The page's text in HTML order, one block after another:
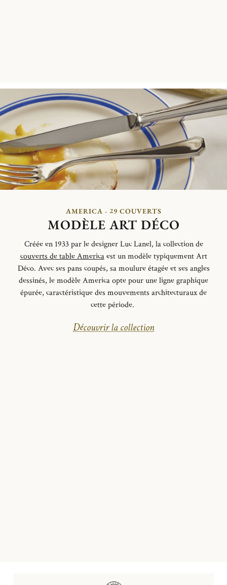
AMERICA - 29 COUVERTS
MODÈLE ART DÉCO
Créée en 1933 par le designer LucLanel, la collection de
couverts de table Americaest un modèle typiquement Art
Déco. Avec ses pans coupés, sa moulure étagée et ses angles
dessinés, le modèle America opte pour une ligne graphique
épurée, caractéristique des mouvements architecturaux de
cette période.
Découvrir la collection